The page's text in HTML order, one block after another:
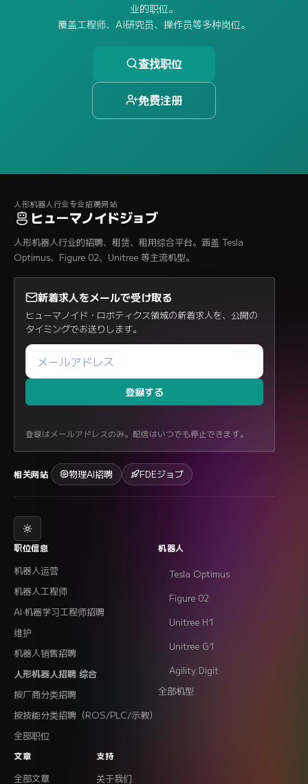
业的职位。
覆盖工程师、AI研究员、操作员等多种岗位。
查找职位
免费注册
人形机器人行业专业招聘网站
ヒューマノイドジョブ
人形机器人行业的招聘、租赁、租用综合平台。涵盖 Tesla
Optimus、Figure 02、Unitree 等主流机型。
新着求人をメールで受け取る
ヒューマノイド・ロボティクス領域の新着求人を、公開の
タイミングでお送りします。
登録する
登録はメールアドレスのみ。配信はいつでも停止できます。
相关网站 物理AI招聘 FDEジョブ
职位信息
机器人运营
机器人工程师
AI·机器学习工程师招聘
维护
机器人销售招聘
人形机器人招聘 综合
按厂商分类招聘
按技能分类招聘（ROS/PLC/示教）
全部职位
机器人
Tesla Optimus
Figure 02
Unitree H1
Unitree G1
Agility Digit
全部机型
文章
全部文章
支持
关于我们